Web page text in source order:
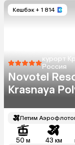
Кешбэк + 1 814
курорт
Россия
Novotel
Krasnaya
Летим
50 м 43 км